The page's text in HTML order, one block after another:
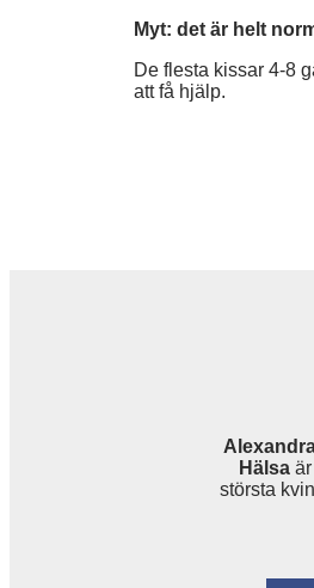
Myt: det är helt
De flesta kissar 4-8
att få hjälp.
Hälsaär
största